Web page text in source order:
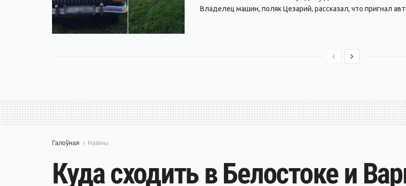
Владелец машин, поляк Цезарий, рассказал, что пригнал
Галоўная Навіны
Куда сходить в Белостоке и